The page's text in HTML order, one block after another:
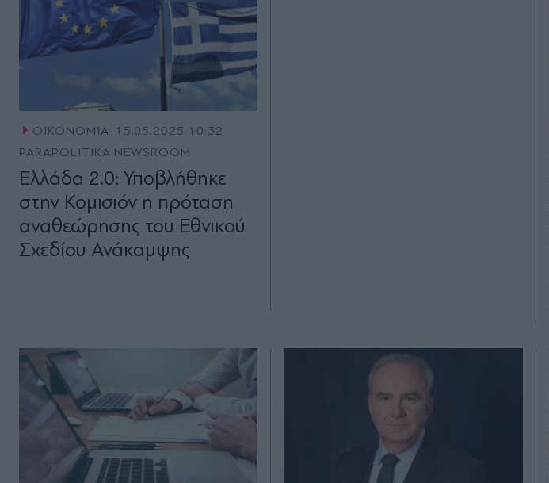
ΟΙΚΟΝΟΜΙΑ 15.05.2025 10:32
PARAPOLITIKA NEWSROOM
Ελλάδα 2.0: Υποβλήθηκε
στην Κομισιόν η πρόταση
αναθεώρησης του Εθνικού
Σχεδίου Ανάκαμψης